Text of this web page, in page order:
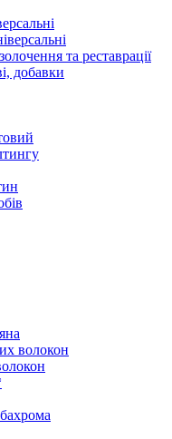
та реставрації
добавки
волокон